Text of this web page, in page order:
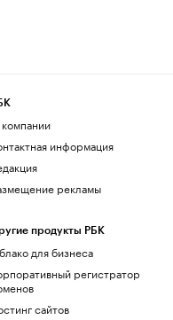
информация
рекламы
продукты РБК
для бизнеса
регистратор
сайтов